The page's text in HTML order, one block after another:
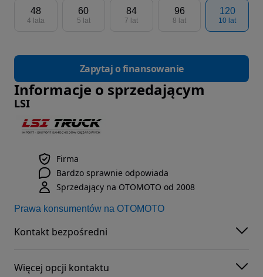
48
4 lata
60
5 lat
84
7 lat
96
8 lat
120
10 lat
Zapytaj o finansowanie
Informacje o sprzedającym
LSI
Firma
Bardzo sprawnie odpowiada
Sprzedający na OTOMOTO od 2008
Prawa konsumentów na OTOMOTO
Kontakt bezpośredni
Więcej opcji kontaktu